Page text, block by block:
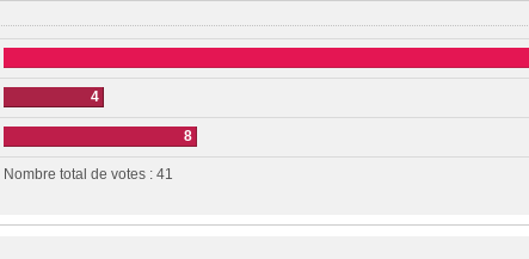
4
8
Nombre total de votes : 41